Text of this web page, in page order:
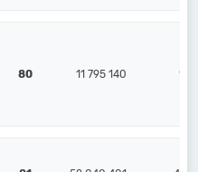
80 11 795 140 12